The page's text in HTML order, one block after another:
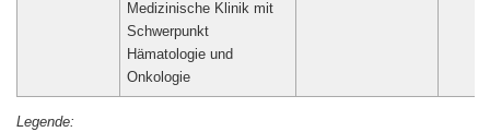
Medizinische Klinik mit
Schwerpunkt
Hämatologie und
Onkologie